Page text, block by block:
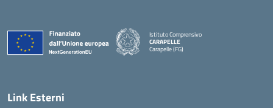
Istituto Comprensivo
CARAPELLE
Carapelle (FG)
— Visita la pagina iniziale della scuola
Link Esterni